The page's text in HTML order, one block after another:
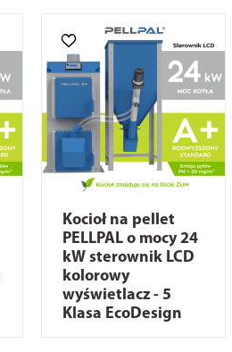
Kocioł na pellet
PELLPAL o mocy 24
kW sterownik LCD
kolorowy
wyświetlacz - 5
Klasa EcoDesign